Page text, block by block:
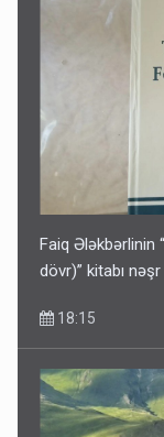
Kartdan karta
VİDEO
Faiq Ələkbərlinin
dövr)” kitabı
18:15